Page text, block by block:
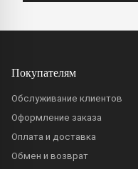
Покупателям
Обслуживание клиентов
Оформление заказа
Оплата и доставка
Обмен и возврат